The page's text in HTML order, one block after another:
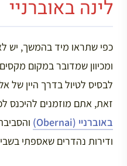
לינה באוברניי
כפי שתראו מיד בהמשך, יש
ומכיוון שמדובר במקום
לבסיס לטיול בדרך היין של
זאת, אתם מוזמנים להיכנס
באוברניי (Obernai)
ודירות נהדרים שאספתי